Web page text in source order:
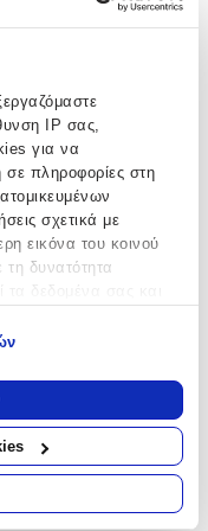
IP σας,
για να
πληροφορίες στη
σχετικά με
εικόνα του κοινού
δυνατότητα
με τη γεωγραφική
ακριβείς σε
σαρώνοντας ενεργά
αποτύπωμα)
επεξεργασίας των
Όταν